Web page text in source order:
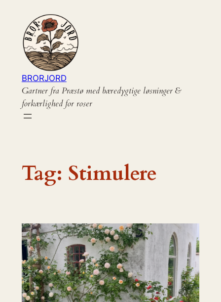
indhold
BRORJORD
Gartner fra Præstø med bæredygtige løsninger &
forkærlighed for roser
Tag: Stimulere